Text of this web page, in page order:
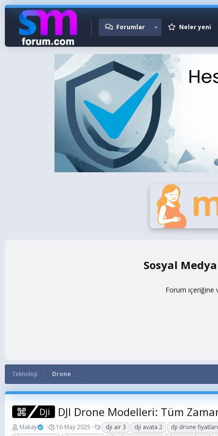
Forumlar Neler yeni
Sosyal
Forum içeriğine
Teknoloji Drone
Dji DJI Drone Modelleri: Tüm
K
Makay
B16 May 2025
E dji air 3 dji avata 2 dji drone fiyatları